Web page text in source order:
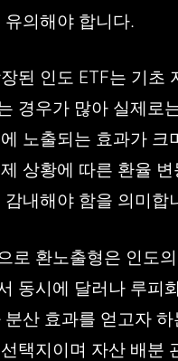
유의해야 합니다.
된 인도 ETF는 기초
경우가 많아 실제로
노출되는 효과가 크
상황에 따른 환율
감내해야 함을 의미합
로 환노출형은 인도
동시에 달러나 루피
분산 효과를 얻고자
택지이며 자산 배분